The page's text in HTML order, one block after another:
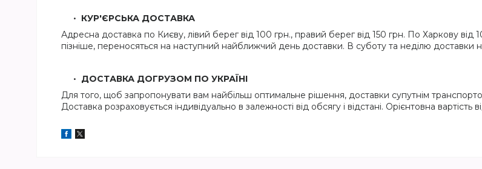
КУР'ЄРСЬКА ДОСТАВКА
Адресна доставка по Києву, лівий берег від 100 грн., правий берег від 150 грн. По Харкову
пізніше, переносяться на наступний найближчий день доставки. В суботу та неділю доставки
ДОСТАВКА ДОГРУЗОМ ПО УКРАЇНІ
Для того, щоб запропонувати вам найбільш оптимальне рішення, доставки супутнім
Доставка розраховується індивідуально в залежності від обсягу і відстані. Орієнтовна вартість